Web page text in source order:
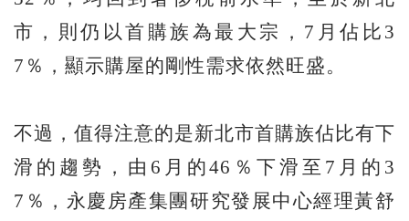
市，則仍以首購族為最大宗，7月佔比3
7％，顯示購屋的剛性需求依然旺盛。
不過，值得注意的是新北市首購族佔比有下
滑的趨勢，由6月的46％下滑至7月的3
7％，永慶房產集團研究發展中心經理黃舒